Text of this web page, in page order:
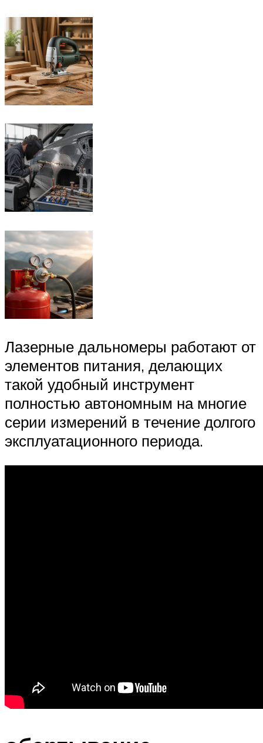
Лазерные дальномеры работают от
элементов питания, делающих
такой удобный инструмент
полностью автономным на многие
серии измерений в течение долгого
эксплуатационного периода.